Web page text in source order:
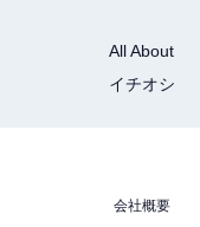
All About
イチオシ
会社概要